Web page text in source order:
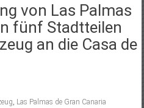
von Las Palmas
fünf Stadtteilen
an die Casa de
Las Palmas de Gran Canaria